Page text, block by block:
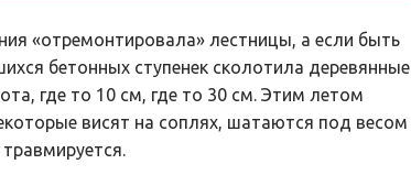
«отремонтировала» лестницы, а если быть
бетонных ступенек сколотила деревянные
где то 10 см, где то 30 см. Этим летом
висят на соплях, шатаются под весом